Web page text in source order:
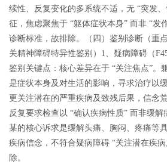
续性、反复变化的多系统不适，无 “突发
征，焦虑聚焦于 “躯体症状本身” 而非 “发
诊断标准，故排除。
（四）鉴别诊断（重
关精神障碍特异性鉴别） 1、疑病障碍（
鉴别关键点：核心差异在于 “关注焦点”。
是症状本身及对生活的影响，寻求治疗以
更关注潜在的严重疾病及致残后果，信念
反复要求检查以 “确认疾病性质” 而非缓
某的核心诉求是缓解头痛、胸闷、疼痛等
疾病信念，不符合疑病障碍 “关注潜在疾
除。